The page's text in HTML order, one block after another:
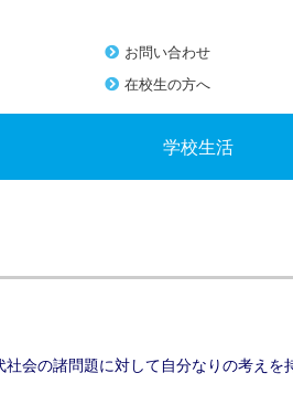
お問い合わせ
在校生の方へ
学校生活
会の諸問題に対して自分なりの考えを